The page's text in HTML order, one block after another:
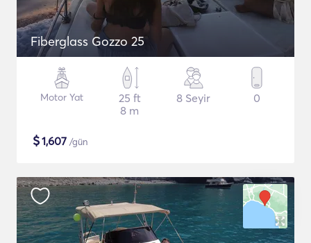
Fiberglass Gozzo 25
Motor Yat
25 ft
8 m
8 Seyir 0
$1,607 /gün